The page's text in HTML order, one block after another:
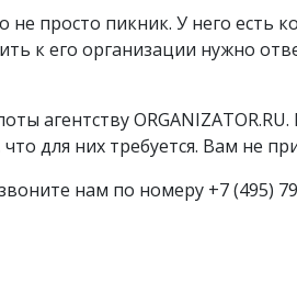
просто пикник. У него есть
к его организации нужно
агентству
для них требуется. Вам не
нам по номеру +7 (495)